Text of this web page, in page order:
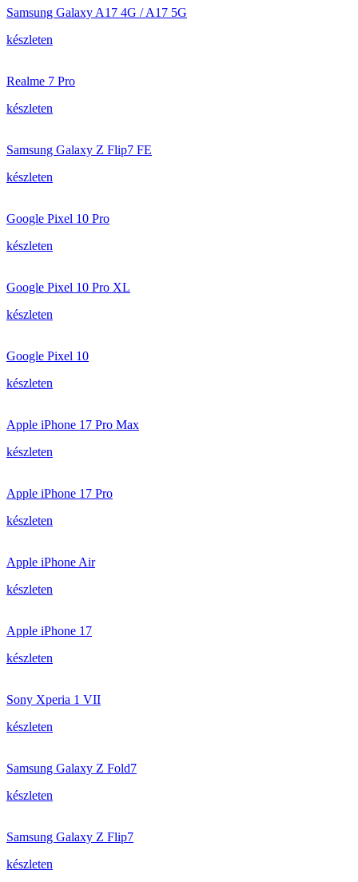
Samsung Galaxy A17 4G / A17 5G
készleten
Realme 7 Pro
készleten
Samsung Galaxy Z Flip7 FE
készleten
Google Pixel 10 Pro
készleten
Google Pixel 10 Pro XL
készleten
Google Pixel 10
készleten
Apple iPhone 17 Pro Max
készleten
Apple iPhone 17 Pro
készleten
Apple iPhone Air
készleten
Apple iPhone 17
készleten
Sony Xperia 1 VII
készleten
Samsung Galaxy Z Fold7
készleten
Samsung Galaxy Z Flip7
készleten